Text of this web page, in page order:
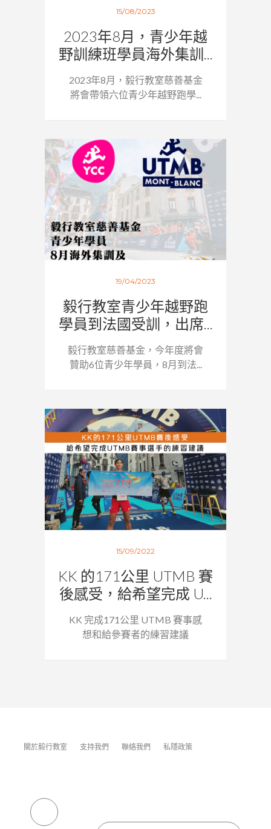
15/08/2023
2023年8月，青少年越
野訓練班學員海外集訓...
2023年8月，毅行教室慈善基金
將會帶領六位青少年越野跑學...
19/04/2023
毅行教室青少年越野跑
學員到法國受訓，出席...
毅行教室慈善基金，今年度將會
贊助6位青少年學員，8月到法...
15/09/2022
KK 的171公里 UTMB 賽
後感受，給希望完成 U...
KK 完成171公里 UTMB 賽事感
想和給參賽者的練習建議
關於毅行教室 支持我們 聯絡我們 私隱政策